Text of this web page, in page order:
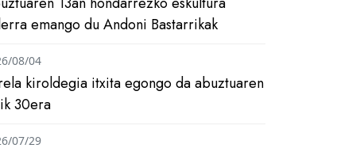
emango du Andoni Bastarrikak
kiroldegia itxita egongo da abuztuaren
30era
08/04
07/29